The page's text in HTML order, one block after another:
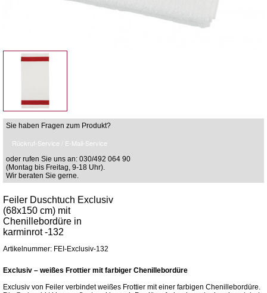
Sie haben Fragen zum Produkt?
Rückruf-Service / E-Mail-Service
oder rufen Sie uns an: 030/492 064 90
(Montag bis Freitag, 9-18 Uhr).
Wir beraten Sie gerne.
Feiler Duschtuch Exclusiv
(68x150 cm) mit
Chenillebordüre in
karminrot -132
Artikelnummer: FEI-Exclusiv-132
Exclusiv – weißes Frottier mit farbiger Chenillebordüre
Exclusiv von Feiler verbindet weißes Frottier mit einer farbigen Chenillebordüre.